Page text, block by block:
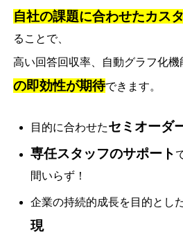
自社の課題に合わせたカス
ることで、
高い回答回収率、自動グラフ化機
の即効性が期待できます。
目的に合わせたセミオーダ
専任スタッフのサポート
間いらず！
企業の持続的成長を目的とし
現